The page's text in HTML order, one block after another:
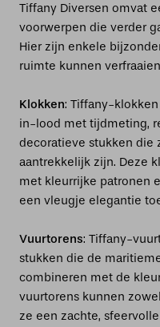
Tiffany Diversen omvat
voorwerpen die verder
Hier zijn enkele
ruimte kunnen
Klokken: Tiffany-
in-lood met tijdmeting,
decoratieve stukken die
aantrekkelijk zijn. Deze
met kleurrijke patronen
een vleugje elegantie
Vuurtorens: Tiffany-
stukken die de
combineren met de
vuurtorens kunnen
ze een zachte,